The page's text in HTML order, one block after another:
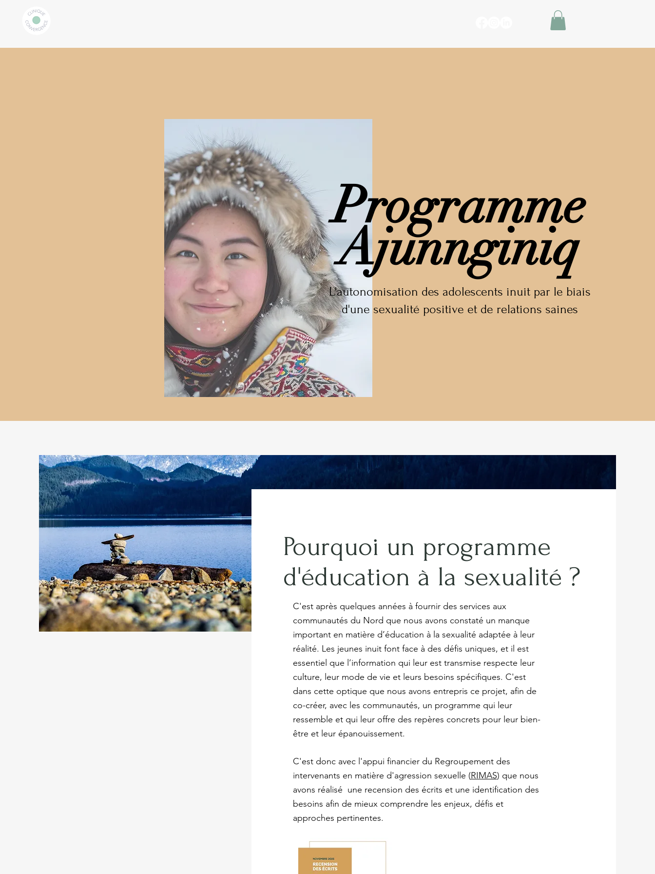
Programme
Ajunnginiq
L'autonomisation des adolescents inuit par le biais
d'une sexualité positive et de relations saines
Pourquoi un programme
d'éducation à la sexualité ?
C'est après quelques années à fournir des services aux
communautés du Nord que nous avons constaté un manque
important en matière d’éducation à la sexualité adaptée à leur
réalité. Les jeunes inuit font face à des défis uniques, et il est
essentiel que l’information qui leur est transmise respecte leur
culture, leur mode de vie et leurs besoins spécifiques. C'est
dans cette optique que nous avons entrepris ce projet, afin de
co-créer, avec les communautés, un programme qui leur
ressemble et qui leur offre des repères concrets pour leur bien-
être et leur épanouissement.
C'est donc avec l'appui financier du Regroupement des
intervenants en matière d'agression sexuelle (RIMAS) que nous
avons réalisé une recension des écrits et une identification des
besoins afin de mieux comprendre les enjeux, défis et
approches pertinentes.